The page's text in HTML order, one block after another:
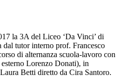
la 3A del Liceo ‘Da Vinci’ di
dal tutor interno prof. Francesco
di alternanza scuola-lavoro con
Lorenzo Donati), in
Betti diretto da Cira Santoro.